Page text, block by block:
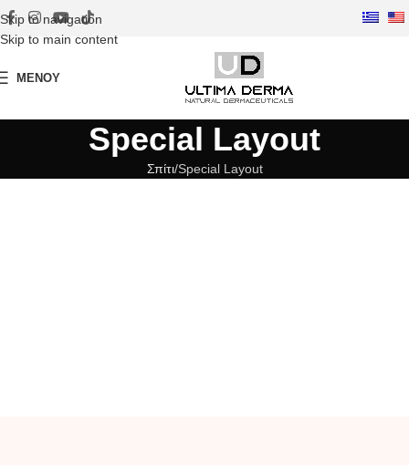
Skip to navigation
Skip to main content
ΜΕΝΟΎ
Special Layout
Σπίτι Special Layout